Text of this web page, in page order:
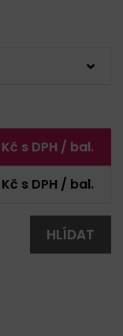
s DPH / bal.
s DPH / bal.
HLÍDAT